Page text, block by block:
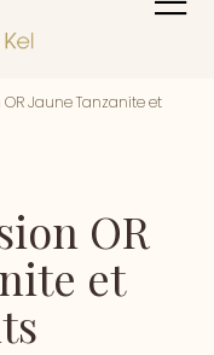
Jaune Tanzanite et
OR
et